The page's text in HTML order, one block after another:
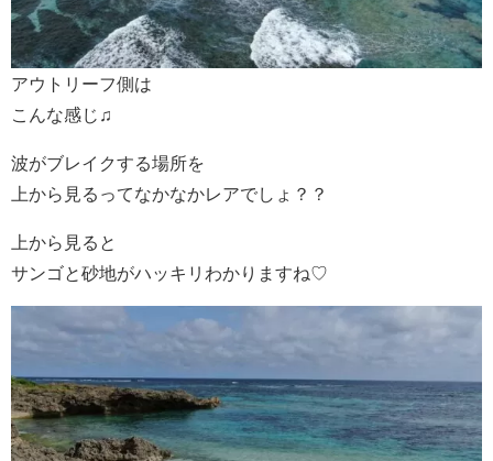
アウトリーフ側は
こんな感じ♫
波がブレイクする場所を
上から見るってなかなかレアでしょ？？
上から見ると
サンゴと砂地がハッキリわかりますね♡